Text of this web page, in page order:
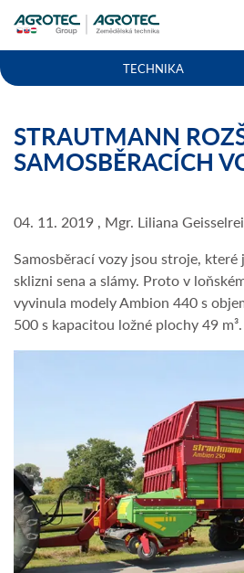
TECHNIKA
STRAUTMANN
SAMOSBĚRACÍCH
04. 11. 2019 , Mgr. Liliana
Samosběrací vozy jsou stroje,
sklizni sena a slámy. Proto v
vyvinula modely Ambion 440 s
500 s kapacitou ložné plochy 49 m³.